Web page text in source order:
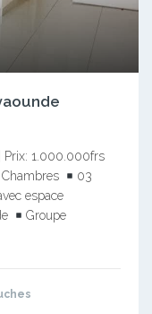
Prix: 1.000.000frs
03
espace
Groupe